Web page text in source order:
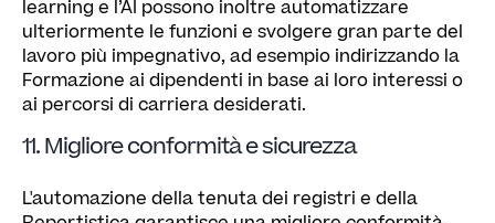
learning e l’AI possono inoltre automatizzare
ulteriormente le funzioni e svolgere gran parte del
lavoro più impegnativo, ad esempio indirizzando la
Formazione ai dipendenti in base ai loro interessi o
ai percorsi di carriera desiderati.
11. Migliore conformità e sicurezza
L'automazione della tenuta dei registri e della